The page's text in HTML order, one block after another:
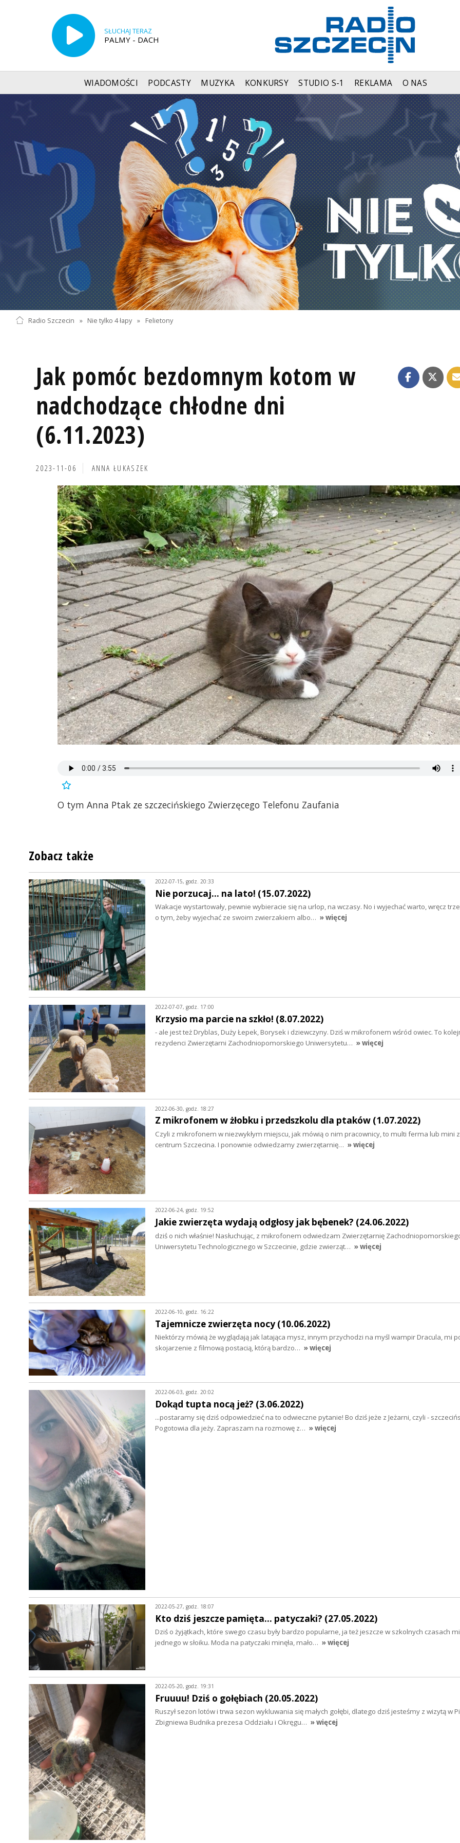
SŁUCHAJ TERAZ
PALMY - DACH
WIADOMOŚCI PODCASTY MUZYKA KONKURSY STUDIO S-1 REKLAMA O NAS
Radio Szczecin » Nie tylko 4 łapy » Felietony
Jak pomóc bezdomnym kotom w
nadchodzące chłodne dni
(6.11.2023)
2023-11-06 ANNA ŁUKASZEK
O tym Anna Ptak ze szczecińskiego Zwierzęcego Telefonu Zaufania
Zobacz także
2022-07-15, godz. 20:33
Nie porzucaj... na lato! (15.07.2022)
Wakacje wystartowały, pewnie wybieracie się na urlop, na wczasy. No i wyjechać warto, wręcz
o tym, żeby wyjechać ze swoim zwierzakiem albo… » więcej
2022-07-07, godz. 17:00
Krzysio ma parcie na szkło! (8.07.2022)
- ale jest też Dryblas, Duży Łepek, Borysek i dziewczyny. Dziś w mikrofonem wśród owiec. To
rezydenci Zwierzętarni Zachodniopomorskiego Uniwersytetu… » więcej
2022-06-30, godz. 18:27
Z mikrofonem w żłobku i przedszkolu dla ptaków (1.07.2022)
Czyli z mikrofonem w niezwykłym miejscu, jak mówią o nim pracownicy, to multi ferma lub mini
centrum Szczecina. I ponownie odwiedzamy zwierzętarnię… » więcej
2022-06-24, godz. 19:52
Jakie zwierzęta wydają odgłosy jak bębenek? (24.06.2022)
dziś o nich właśnie! Nasłuchując, z mikrofonem odwiedzam Zwierzętarnię
Uniwersytetu Technologicznego w Szczecinie, gdzie zwierząt… » więcej
2022-06-10, godz. 16:22
Tajemnicze zwierzęta nocy (10.06.2022)
Niektórzy mówią że wyglądają jak latająca mysz, innym przychodzi na myśl wampir Dracula, mi
skojarzenie z filmową postacią, którą bardzo… » więcej
2022-06-03, godz. 20:02
Dokąd tupta nocą jeż? (3.06.2022)
...postaramy się dziś odpowiedzieć na to odwieczne pytanie! Bo dziś jeże z Jeżarni, czyli -
Pogotowia dla jeży. Zapraszam na rozmowę z… » więcej
2022-05-27, godz. 18:07
Kto dziś jeszcze pamięta... patyczaki? (27.05.2022)
Dziś o żyjątkach, które swego czasu były bardzo popularne, ja też jeszcze w szkolnych czasach
jednego w słoiku. Moda na patyczaki minęła, mało… » więcej
2022-05-20, godz. 19:31
Fruuuu! Dziś o gołębiach (20.05.2022)
Ruszył sezon lotów i trwa sezon wykluwania się małych gołębi, dlatego dziś jesteśmy z wizytą w
Zbigniewa Budnika prezesa Oddziału i Okręgu… » więcej